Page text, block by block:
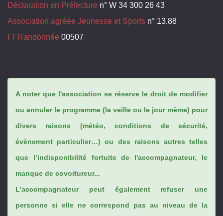
Déclaration en Préfecture n° W 34 300 26 43
Association agréée Jeunesse et Sports n° 13.88
FFRandonnée 00507
A noter que l'association se réserve le droit de modifier
ou annuler le programme (la veille ou le jour même) pour
divers raisons (météo, conditions de sécurité,
évènement particulier…) ou des raisons autres telles
que l’indisponibilité fortuite de l'accompagnateur, le
manque de covoitureur...
L’accompagnateur peut également refuser une
personne si elle ne correspond pas au niveau de la